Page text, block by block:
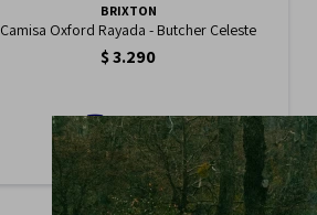
BRIXTON
Camisa Oxford Rayada - Butcher Celeste
$3.290
$2.797